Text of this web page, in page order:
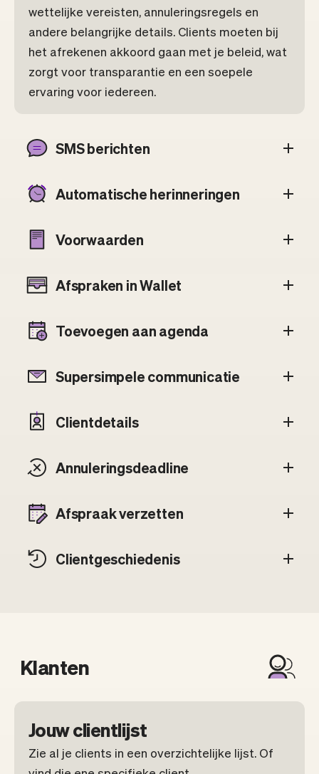
wettelijke vereisten, annuleringsregels en
andere belangrijke details. Clients moeten bij
het afrekenen akkoord gaan met je beleid, wat
zorgt voor transparantie en een soepele
ervaring voor iedereen.
SMS berichten
Automatische herinneringen
Voorwaarden
Afspraken in Wallet
Toevoegen aan agenda
Supersimpele communicatie
Clientdetails
Annuleringsdeadline
Afspraak verzetten
Client­geschiedenis
Klanten
Jouw clientlijst
Zie al je clients in een overzichtelijke lijst. Of